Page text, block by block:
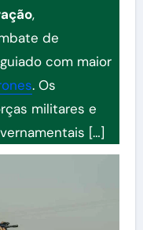
,
de
com maior
. Os
militares e
[…]